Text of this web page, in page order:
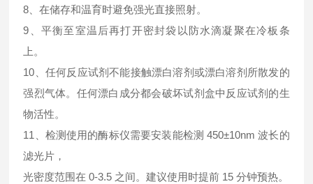
8、在储存和温育时避免强光直接照射。
9、平衡至室温后再打开密封袋以防水滴凝聚在冷板条
上。
10、任何反应试剂不能接触漂白溶剂或漂白溶剂所散发的
强烈气体。任何漂白成分都会破坏试剂盒中反应试剂的生
物活性。
11、检测使用的酶标仪需要安装能检测 450±10nm 波长的
滤光片，
光密度范围在 0-3.5 之间。建议使用时提前 15 分钟预热。